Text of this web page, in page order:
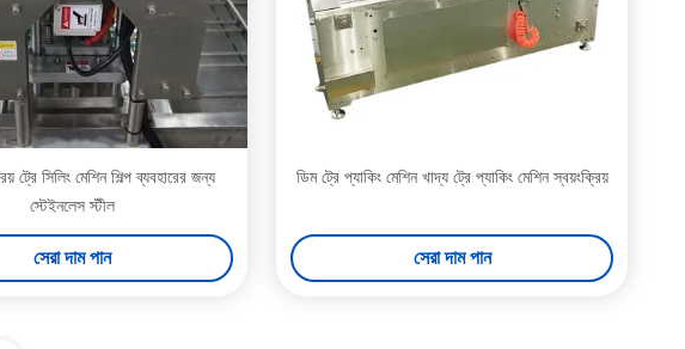
ট্রে সিলিং মেশিন শিল্প ব্যবহারের জন্য
স্টেইনলেস স্টীল
সেরা দাম পান
ডিম ট্রে প্যাকিং মেশিন খাদ্য ট্রে প্যাকিং মেশিন স্বয়ংক্রিয়
সেরা দাম পান